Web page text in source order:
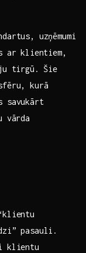
uzņēmumi
⁣ar klientiem,
⁢tirgū. Šie
kurā
vārda
pasauli.
klientu